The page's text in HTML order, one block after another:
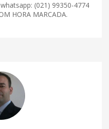
(021) 99350-4774
HORA MARCADA.